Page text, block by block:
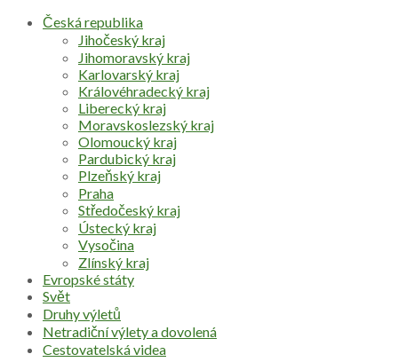
Česká republika
Jihočeský kraj
Jihomoravský kraj
Karlovarský kraj
Královéhradecký kraj
Liberecký kraj
Moravskoslezský kraj
Olomoucký kraj
Pardubický kraj
Plzeňský kraj
Praha
Středočeský kraj
Ústecký kraj
Vysočina
Zlínský kraj
Evropské státy
Svět
Druhy výletů
Netradiční výlety a dovolená
Cestovatelská videa